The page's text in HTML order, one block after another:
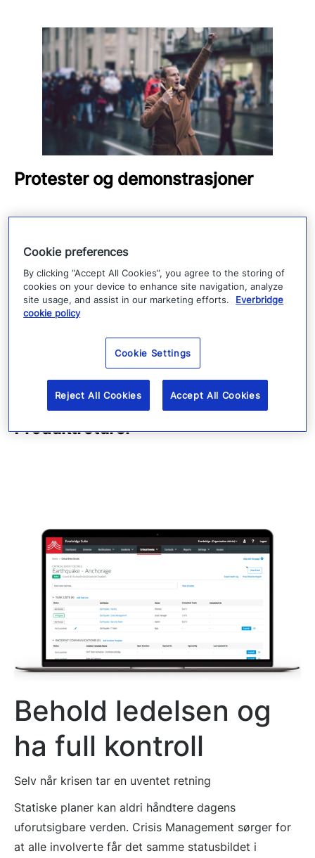
Protester og demonstrasjoner
Produktreturer
Behold ledelsen og
ha full kontroll
Selv når krisen tar en uventet retning
Statiske planer kan aldri håndtere dagens
uforutsigbare verden. Crisis Management sørger for
at alle involverte får det samme statusbildet i
Cookie preferences
By clicking “Accept All Cookies”, you agree to the storing of
cookies on your device to enhance site navigation, analyze
site usage, and assist in our marketing efforts.
Everbridge
cookie policy
Cookie Settings
Reject All Cookies Accept All Cookies